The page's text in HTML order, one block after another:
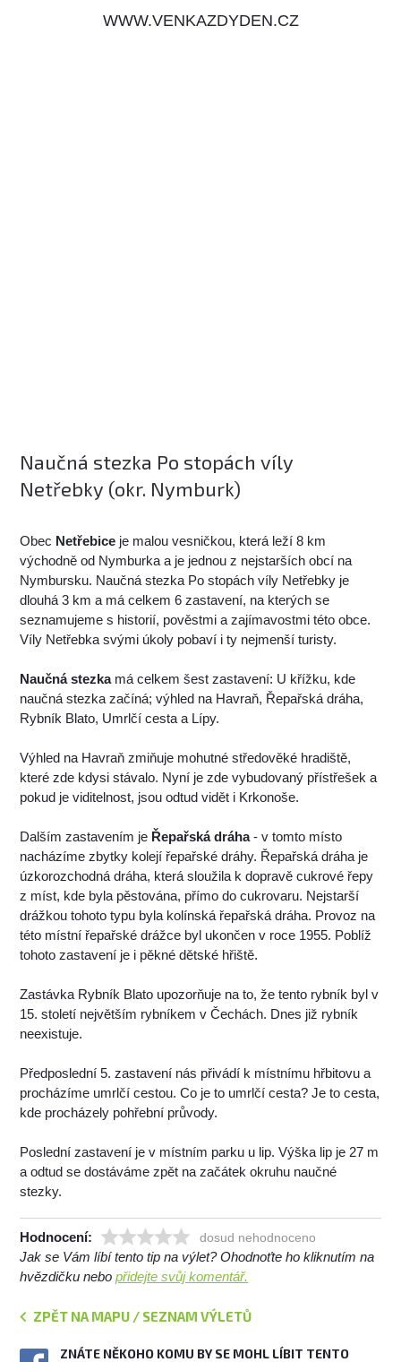
WWW.VENKAZDYDEN.CZ
Naučná stezka Po stopách víly
Netřebky (okr. Nymburk)
Obec Netřebice je malou vesničkou, která leží 8 km
východně od Nymburka a je jednou z nejstarších obcí na
Nymbursku. Naučná stezka Po stopách víly Netřebky je
dlouhá 3 km a má celkem 6 zastavení, na kterých se
seznamujeme s historií, pověstmi a zajímavostmi této obce.
Víly Netřebka svými úkoly pobaví i ty nejmenší turisty.
Naučná stezkamá celkem šest zastavení: U křížku, kde
naučná stezka začíná; výhled na Havraň, Řepařská dráha,
Rybník Blato, Umrlčí cesta a Lípy.
Výhled na Havraň zmiňuje mohutné středověké hradiště,
které zde kdysi stávalo. Nyní je zde vybudovaný přístřešek a
pokud je viditelnost, jsou odtud vidět i Krkonoše.
Dalším zastavením je Řepařská dráha- v tomto místo
nacházíme zbytky kolejí řepařské dráhy. Řepařská dráha je
úzkorozchodná dráha, která sloužila k dopravě cukrové řepy
z míst, kde byla pěstována, přímo do cukrovaru. Nejstarší
drážkou tohoto typu byla kolínská řepařská dráha. Provoz na
této místní řepařské drážce byl ukončen v roce 1955. Poblíž
tohoto zastavení je i pěkné dětské hřiště.
Zastávka Rybník Blato upozorňuje na to, že tento rybník byl v
15. století největším rybníkem v Čechách. Dnes již rybník
neexistuje.
Předposlední 5. zastavení nás přivádí k místnímu hřbitovu a
procházíme umrlčí cestou. Co je to umrlčí cesta? Je to cesta,
kde procházely pohřební průvody.
Poslední zastavení je v místním parku u lip. Výška lip je 27 m
a odtud se dostáváme zpět na začátek okruhu naučné
stezky.
Hodnocení: dosud nehodnoceno
Jak se Vám líbí tento tip na výlet? Ohodnoťte ho kliknutím na
hvězdičku nebopřidejte svůj komentář.
ZPĚT NA MAPU / SEZNAM VÝLETŮ
ZNÁTE NĚKOHO KOMU BY SE MOHL LÍBIT TENTO